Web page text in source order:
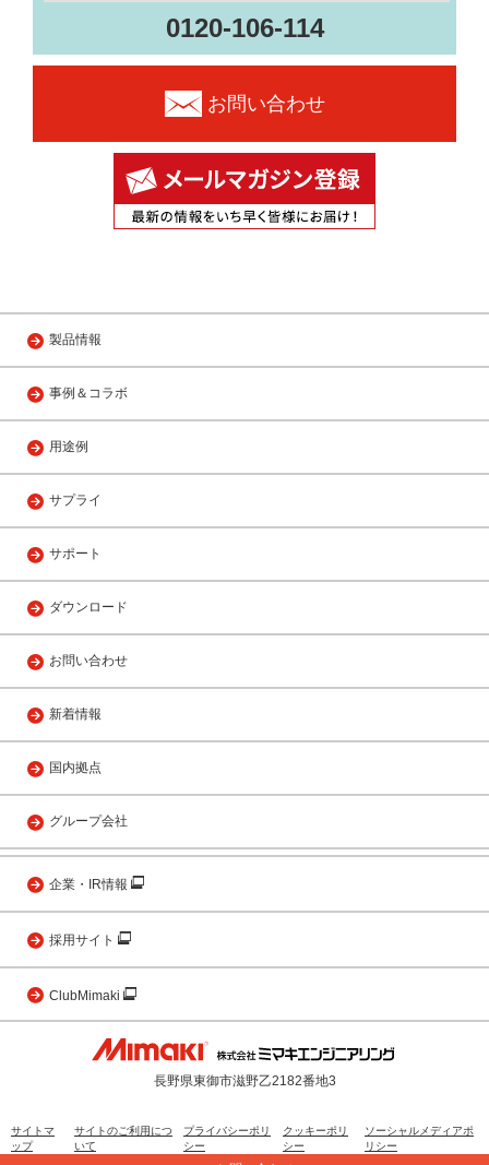
0120-106-114
お問い合わせ
製品情報
事例＆コラボ
用途例
サプライ
サポート
ダウンロード
お問い合わせ
新着情報
国内拠点
グループ会社
企業・IR情報
採用サイト
ClubMimaki
長野県東御市滋野乙2182番地3
サイトマ
ップ
サイトのご利用につ
いて
プライバシーポリ
シー
クッキーポリ
シー
ソーシャルメディアポ
リシー